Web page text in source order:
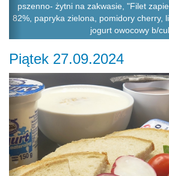
pszenno- żytni na zakwasie, "Filet
82%, papryka zielona, pomidory cherry,
jogurt owocowy b/
Piątek 27.09.2024
Previous